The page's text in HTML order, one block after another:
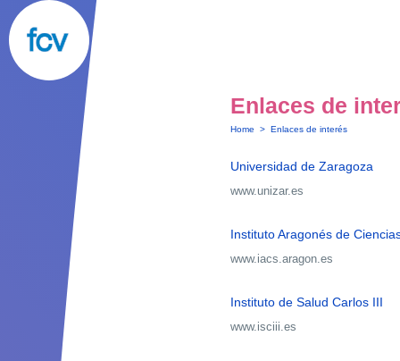
Enlaces de
Home > Enlaces de interés
Universidad de Zaragoza
www.unizar.es
Instituto Aragonés de
www.iacs.aragon.es
Instituto de Salud Carlos III
www.isciii.es